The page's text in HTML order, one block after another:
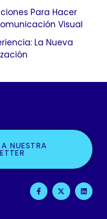
Para Hacer
Visual
La Nueva
NUESTRA
F
A
C
X
-
T
L
I
N